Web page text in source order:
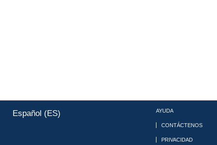
Español (ES) AYUDA
CONTÁCTENOS
PRIVACIDAD